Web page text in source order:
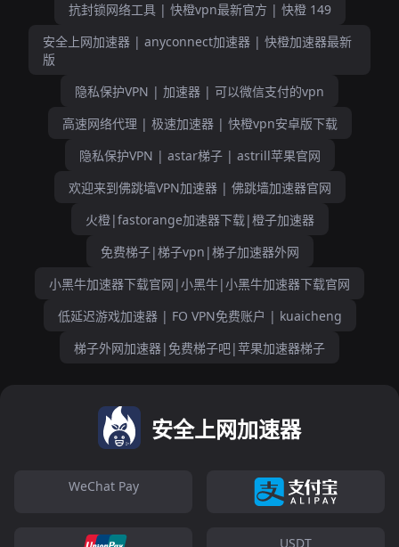
抗封锁网络工具 | 快橙vpn最新官方 | 快橙 149
安全上网加速器 | anyconnect加速器 | 快橙加速器最新
版
隐私保护VPN | 加速器 | 可以微信支付的vpn
高速网络代理 | 极速加速器 | 快橙vpn安卓版下载
隐私保护VPN | astar梯子 | astrill苹果官网
欢迎来到佛跳墙VPN加速器 | 佛跳墙加速器官网
火橙|fastorange加速器下载|橙子加速器
免费梯子|梯子vpn|梯子加速器外网
小黑牛加速器下载官网|小黑牛|小黑牛加速器下载官网
低延迟游戏加速器 | FO VPN免费账户 | kuaicheng
梯子外网加速器|免费梯子吧|苹果加速器梯子
安全上网加速器
WeChat Pay
USDT